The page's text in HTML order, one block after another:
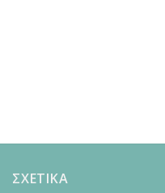
ΣΧΕΤΙΚΑ